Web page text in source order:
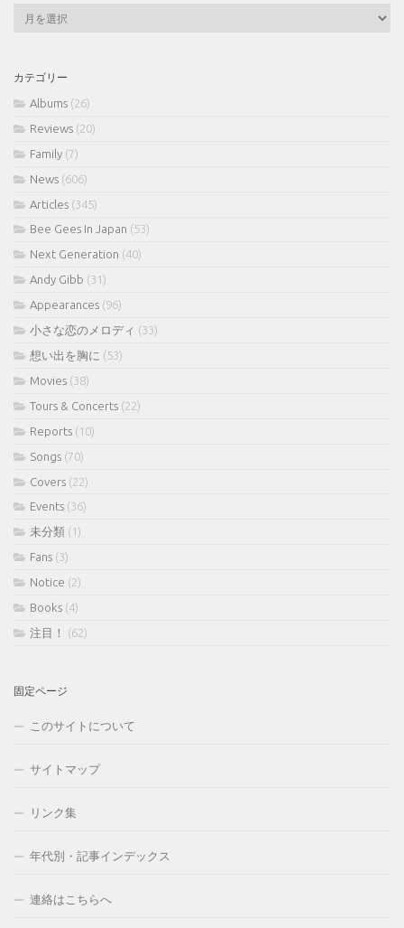
ブ
カテゴリー
Albums (26)
Reviews (20)
Family (7)
News (606)
Articles (345)
Bee Gees In Japan (53)
Next Generation (40)
Andy Gibb (31)
Appearances (96)
小さな恋のメロディ (33)
想い出を胸に (53)
Movies (38)
Tours & Concerts (22)
Reports (10)
Songs (70)
Covers (22)
Events (36)
未分類 (1)
Fans (3)
Notice (2)
Books (4)
注目！
(62)
固定ページ
このサイトについて
サイトマップ
リンク集
年代別・記事インデックス
連絡はこちらへ